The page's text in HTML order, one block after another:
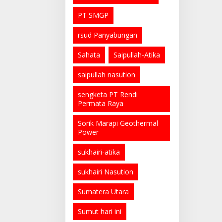
PT SMGP
rsud Panyabungan
Sahata Saipullah-Atika
saipullah nasution
sengketa PT Rendi
Permata Raya
Sorik Marapi Geothermal
Power
sukhairi-atika
sukhairi Nasution
Sumatera Utara
Sumut hari ini